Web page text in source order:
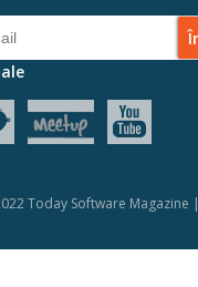
Today Software Magazine |